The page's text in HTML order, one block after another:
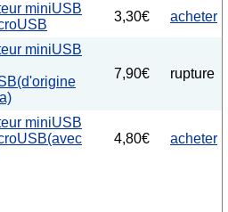
miniUSB
3,30€ acheter
miniUSB
7,90€ rupture
miniUSB
4,80€ acheter